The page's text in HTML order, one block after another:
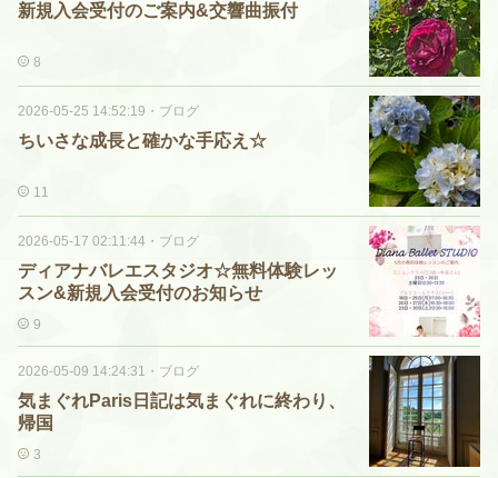
新規入会受付のご案内&交響曲振付
8
2026-05-25 14:52:19 ・ ブログ
ちいさな成長と確かな手応え☆
11
2026-05-17 02:11:44 ・ ブログ
ディアナバレエスタジオ☆無料体験レッ
スン&新規入会受付のお知らせ
9
2026-05-09 14:24:31 ・ ブログ
気まぐれParis日記は気まぐれに終わり、
帰国
3